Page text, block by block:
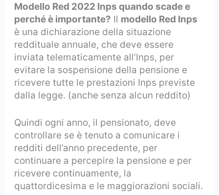
Modello Red 2022 Inps quando scade e
perché è importante? Il modello Red Inps
è una dichiarazione della situazione
reddituale annuale, che deve essere
inviata telematicamente all’Inps, per
evitare la sospensione della pensione e
ricevere tutte le prestazioni Inps previste
dalla legge. (anche senza alcun reddito)
Quindi ogni anno, il pensionato, deve
controllare se è tenuto a comunicare i
redditi dell’anno precedente, per
continuare a percepire la pensione e per
ricevere continuamente, la
quattordicesima e le maggiorazioni sociali.